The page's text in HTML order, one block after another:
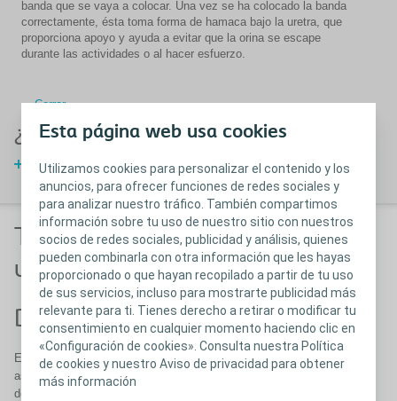
Esta página web usa cookies
Utilizamos cookies para personalizar el contenido y los
anuncios, para ofrecer funciones de redes sociales y
para analizar nuestro tráfico. También compartimos
información sobre tu uso de nuestro sitio con nuestros
socios de redes sociales, publicidad y análisis, quienes
pueden combinarla con otra información que les hayas
proporcionado o que hayan recopilado a partir de tu uso
de sus servicios, incluso para mostrarte publicidad más
relevante para ti. Tienes derecho a retirar o modificar tu
consentimiento en cualquier momento haciendo clic en
«Configuración de cookies». Consulta nuestra Política
de cookies y nuestro Aviso de privacidad para obtener
más información
banda que se vaya a colocar. Una vez se ha colocado la banda
correctamente, ésta toma forma de hamaca bajo la uretra, que
proporciona apoyo y ayuda a evitar que la orina se escape
durante las actividades o al hacer esfuerzo.
Cerrar
¿Qué pasa después de una cirugía?
Después de la cirugía
Tipos de incontinencias
urinarias
De urgencia
Es la pérdida involuntaria de orina
asociada previamente a un fuerte
deseo miccional, acompañado de
De esfuerzo
No está asociada al deseo